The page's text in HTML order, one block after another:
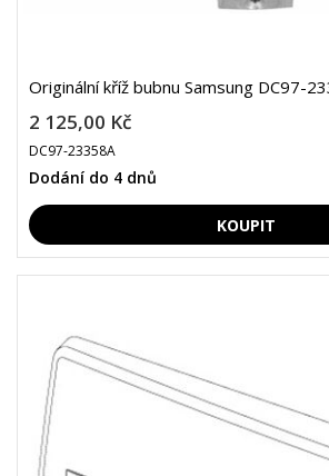
Originální kříž bubnu Samsung DC97-
2 125,00 Kč
DC97-23358A
Dodání do 4 dnů